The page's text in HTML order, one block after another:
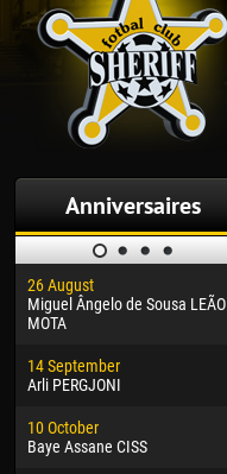
Anniversaires
26 August
Miguel Ângelo de Sousa LEÃO
MOTA
14 September
Arli PERGJONI
10 October
Baye Assane CISS